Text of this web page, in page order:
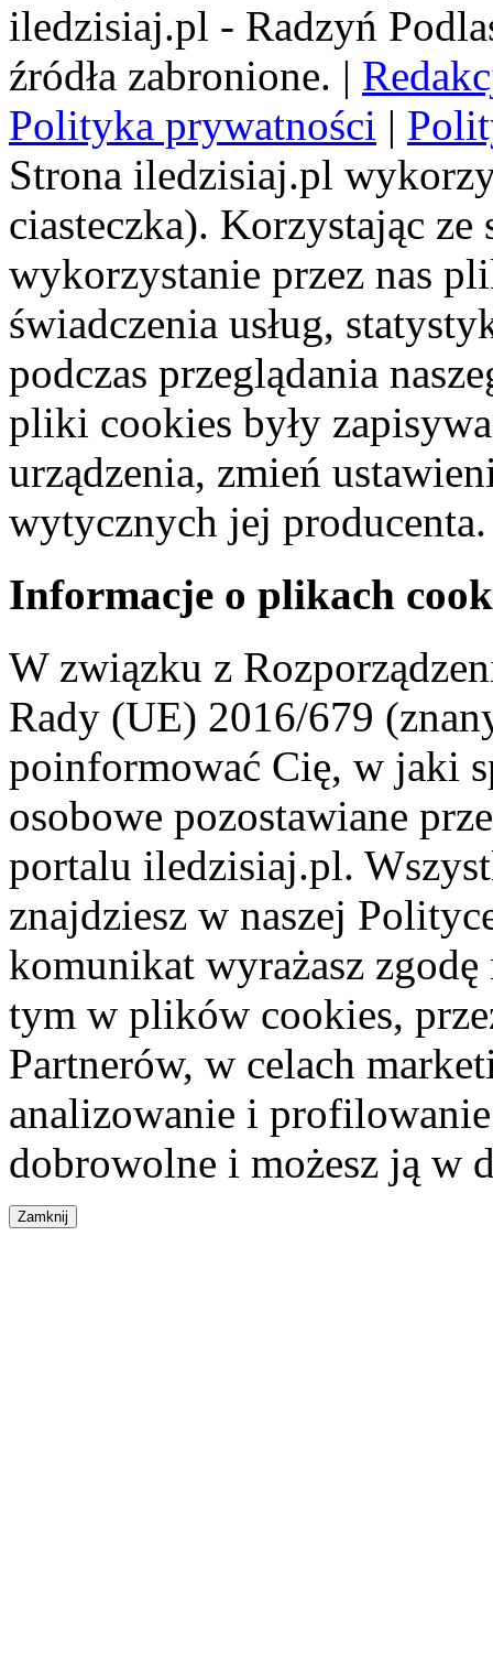
iledzisiaj.pl - Radzyń
źródła zabronione. |
Polityka prywatności |
Strona iledzisiaj.pl
ciasteczka). Korzystając
wykorzystanie przez nas
świadczenia usług,
podczas przeglądania
pliki cookies były
urządzenia, zmień
wytycznych jej producenta.
Informacje o plikach
W związku z
Rady (UE) 2016/679
poinformować Cię, w jaki
osobowe pozostawiane
portalu iledzisiaj.pl.
znajdziesz w naszej
komunikat wyrażasz
tym w plików cookies,
Partnerów, w celach
analizowanie i
dobrowolne i możesz ją w